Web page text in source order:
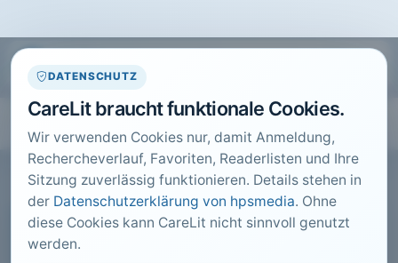
DATENSCHUTZ
CareLit braucht funktionale Cookies.
Wir verwenden Cookies nur, damit Anmeldung,
Rechercheverlauf, Favoriten, Readerlisten und Ihre
Sitzung zuverlässig funktionieren. Details stehen in
der Datenschutzerklärung von hpsmedia. Ohne
diese Cookies kann CareLit nicht sinnvoll genutzt
werden.CARELIT FACHARTIKEL